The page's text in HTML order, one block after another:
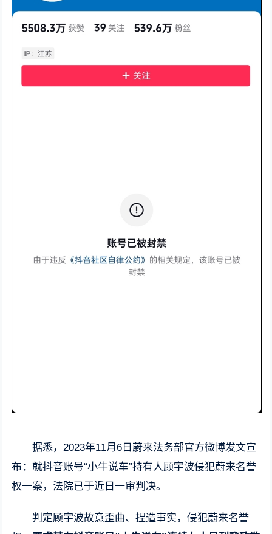
据悉，2023年11月6日蔚来法务部官方微博发文宣
布：就抖音账号“小牛说车”持有人顾宇波侵犯蔚来名誉
权一案，法院已于近日一审判决。
判定顾宇波故意歪曲、捏造事实，侵犯蔚来名誉